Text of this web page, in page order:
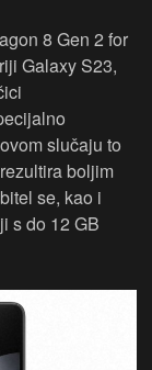
8 Gen 2 for
Galaxy S23,
slučaju to
boljim
se, kao i
s do 12 GB